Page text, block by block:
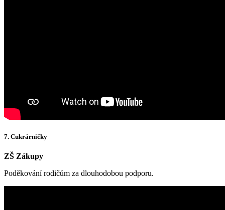
7. Cukrárničky
ZŠ Zákupy
Poděkování rodičům za dlouhodobou podporu.